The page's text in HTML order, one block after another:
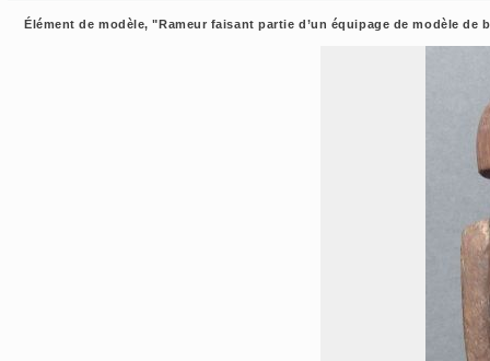
Élément de modèle, "Rameur faisant partie d’un équipage de modèle de